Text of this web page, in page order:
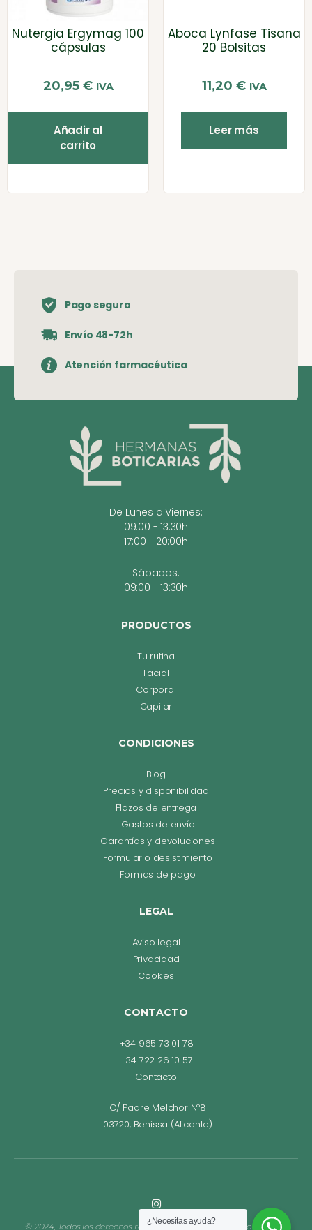
Nutergia Ergymag 100
cápsulas
20,95 € IVA
Añadir al
carrito
Aboca Lynfase Tisana
20 Bolsitas
11,20 € IVA
Leer más
Pago seguro
Envío 48-72h
Atención farmacéutica
De Lunes a Viernes:
09:00 - 13:30h
17:00 - 20:00h
Sábados:
09:00 - 13:30h
PRODUCTOS
Tu rutina
Facial
Corporal
Capilar
CONDICIONES
Blog
Precios y disponibilidad
Plazos de entrega
Gastos de envío
Garantías y devoluciones
Formulario desistimiento
Formas de pago
LEGAL
Aviso legal
Privacidad
Cookies
CONTACTO
+34 965 73 01 78
+34 722 26 10 57
Contacto
C/ Padre Melchor Nº8
03720, Benissa (Alicante)
© 2024, Todos los derechos reservados. Diseño web Bego Romero.
¿Necesitas ayuda?